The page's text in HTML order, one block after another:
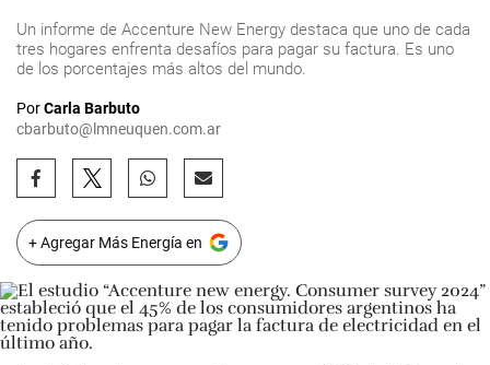
Un informe de Accenture New Energy destaca que uno de cada
tres hogares enfrenta desafíos para pagar su factura. Es uno
de los porcentajes más altos del mundo.
PorCarla Barbuto
cbarbuto@lmneuquen.com.ar
+ Agregar Más Energía en